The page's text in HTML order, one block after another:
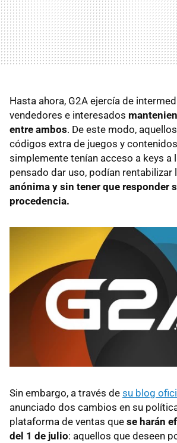
Hasta ahora, G2A ejercía de
vendedores e interesados
entre ambos. De este modo,
códigos extra de juegos y
simplemente tenían acceso a keys a
pensado dar uso, podían rentabilizar
anónima y sin tener que responder
procedencia.
Sin embargo, a través de su blog
anunciado dos cambios en su
plataforma de ventas que se harán
del 1 de julio: aquellos que deseen